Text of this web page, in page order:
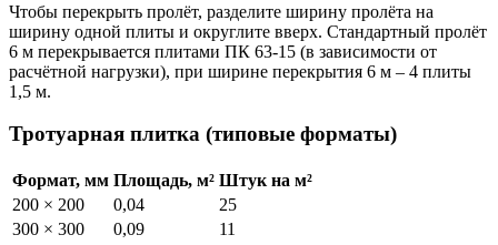
Чтобы перекрыть пролёт, разделите ширину пролёта на
ширину одной плиты и округлите вверх. Стандартный пролёт
6 м перекрывается плитами ПК 63-15 (в зависимости от
расчётной нагрузки), при ширине перекрытия 6 м – 4 плиты
1,5 м.
Тротуарная плитка (типовые форматы)
Формат, мм Площадь, м² Штук на м²
200 × 200
0,04
25
300 × 300
0,09
11